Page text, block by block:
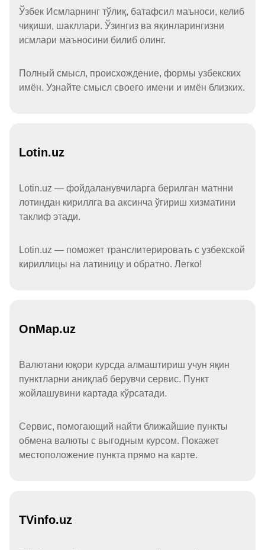
Ўзбек Исмларнинг тўлиқ, батафсил маъноси, келиб
чиқиши, шакллари. Ўзингиз ва яқинларингизни
исмлари маъносини билиб олинг.
Полный смысл, происхождение, формы узбекских
имён. Узнайте смысл своего имени и имён близких.
Lotin.uz
Lotin.uz — фойдаланувчиларга берилган матнни
лотиндан кириллга ва аксинча ўгириш хизматини
таклиф этади.
Lotin.uz — поможет транслитерировать с узбекской
кириллицы на латиницу и обратно. Легко!
OnMap.uz
Валютани юқори курсда алмаштириш учун яқин
пунктларни аниқлаб берувчи сервис. Пункт
жойлашувини картада кўрсатади.
Сервис, помогающий найти ближайшие пункты
обмена валюты с выгодным курсом. Покажет
местоположение пункта прямо на карте.
TVinfo.uz